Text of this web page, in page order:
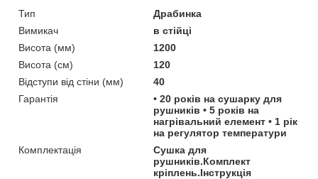
Тип
Драбинка
Вимикач
в стійці
Висота (мм)
1200
Висота (см)
120
Відступи від стіни (мм)
40
Гарантія
• 20 років на сушарку для
рушників • 5 років на
нагрівальний елемент • 1 рік
на регулятор температури
Комплектація
Сушка для
рушників.Комплект
кріплень.Інструкція